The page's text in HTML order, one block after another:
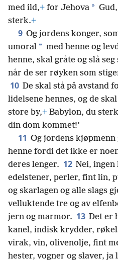
med ild,+ for Jehova *
sterk.+
9 Og jordens konger,
umoral * med henne og
henne, skal gråte og slå
når de ser røyken som
10 De skal stå på avstand
lidelsene hennes, og de
store by,+ Babylon, du
din dom kommet!’
11 Og jordens
henne fordi det ikke er
deres lenger. 12 Nei,
edelstener, perler, fint lin,
og skarlagen og alle slags
velluktende tre og av
jern og marmor. 13 Det er
kanel, indisk krydder,
virak, vin, olivenolje, fint
hester, vogner og slaver, ja